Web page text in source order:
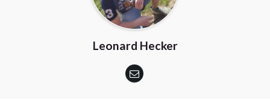
Leonard Hecker